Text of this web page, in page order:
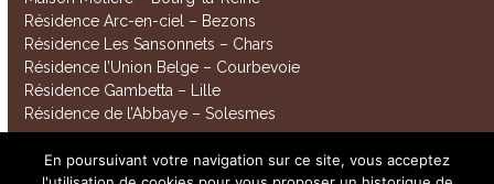
Résidence Arc-en-ciel – Bezons
Résidence Les Sansonnets – Chars
Résidence l’Union Belge – Courbevoie
Résidence Gambetta – Lille
Résidence de l’Abbaye – Solesmes
En poursuivant votre navigation sur ce site, vous acceptez